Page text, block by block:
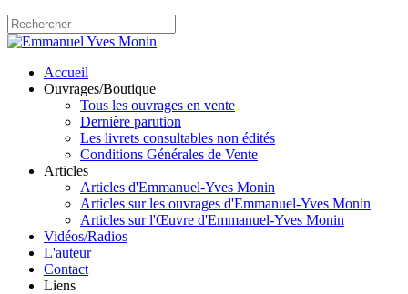
Accueil
Ouvrages/Boutique
Tous les ouvrages en vente
Dernière parution
Les livrets consultables non édités
Conditions Générales de Vente
Articles
Articles d'Emmanuel-Yves Monin
Articles sur les ouvrages d'Emmanuel-Yves Monin
Articles sur l'Œuvre d'Emmanuel-Yves Monin
Vidéos/Radios
L'auteur
Contact
Liens